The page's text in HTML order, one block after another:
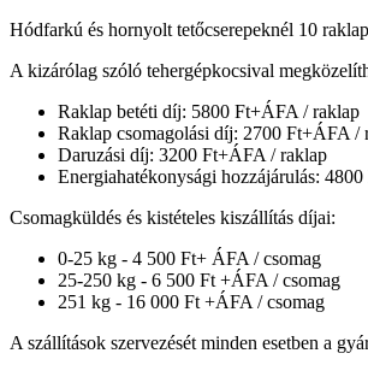
Hódfarkú és hornyolt tetőcserepeknél 10
A kizárólag szóló tehergépkocsival
Raklap betéti díj: 5800 Ft+ÁFA / raklap
Raklap csomagolási díj: 2700 Ft+ÁFA /
Daruzási díj: 3200 Ft+ÁFA / raklap
Energiahatékonysági hozzájárulás:
Csomagküldés és kistételes kiszállítás díjai:
0-25 kg - 4 500 Ft+ ÁFA / csomag
25-250 kg - 6 500 Ft +ÁFA / csomag
251 kg - 16 000 Ft +ÁFA / csomag
A szállítások szervezését minden esetben a